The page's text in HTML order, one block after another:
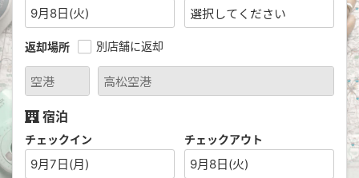
9月8日(火)
返却場所 別店舗に返却
宿泊
チェックイン
9月7日(月)
チェックアウト
9月8日(火)